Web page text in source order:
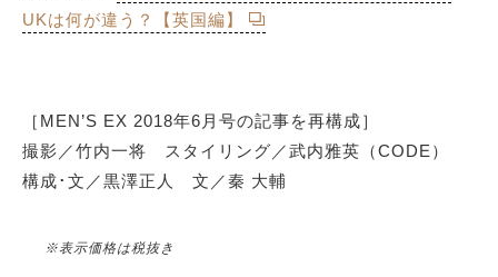
UKは何が違う？【英国編】
［MEN’S EX 2018年6月号の記事を再構成］
撮影／竹内一将 スタイリング／武内雅英（CODE）
構成･文／黒澤正人 文／秦 大輔
※表示価格は税抜き